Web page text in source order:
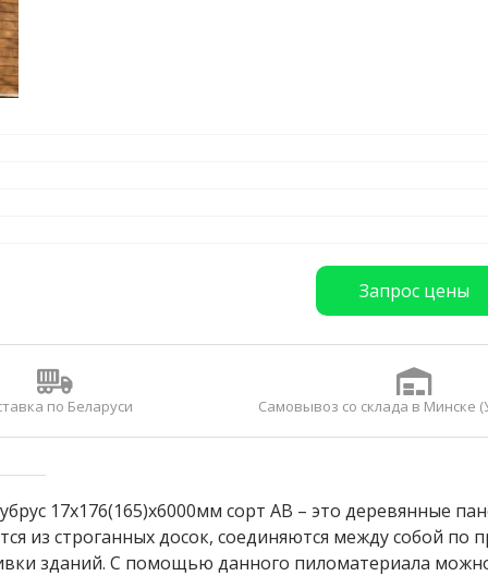
Запрос цены
по Беларуси Самовывоз со склада в Минске
17x176(165)x6000мм сорт АВ – это деревянные
из строганных досок, соединяются между собой
зданий. С помощью данного пиломатериала